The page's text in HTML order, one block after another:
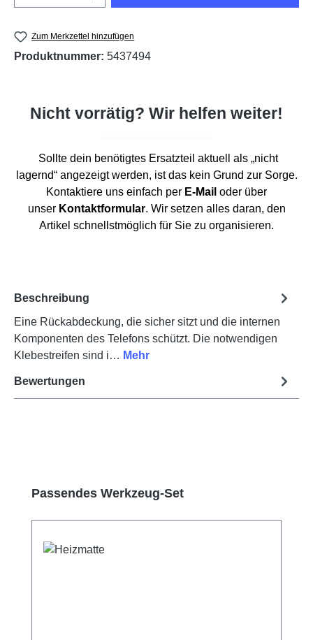
Zum Merkzettel hinzufügen
Produktnummer: 5437494
Nicht vorrätig? Wir helfen weiter!
Sollte dein benötigtes Ersatzteil aktuell als „nicht
lagernd“ angezeigt werden, ist das kein Grund zur Sorge.
Kontaktiere uns einfach per E-Mail oder über
unser Kontaktformular. Wir setzen alles daran, den
Artikel schnellstmöglich für Sie zu organisieren.
Beschreibung
Eine Rückabdeckung, die sicher sitzt und die internen
Komponenten des Telefons schützt. Die notwendigen
Klebestreifen sind i… Mehr
Bewertungen
Produktgalerie überspringen
Passendes Werkzeug-Set